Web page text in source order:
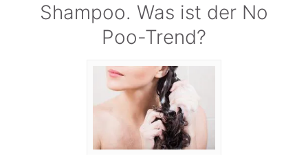
Shampoo. Was ist der No
Poo-Trend?